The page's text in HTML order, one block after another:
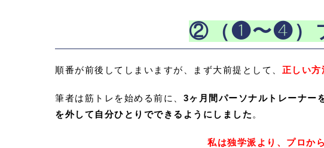
②（❶〜❹）
順番が前後してしまいますが、まず大前提として、 正しい方
筆者は筋トレを始める前に、 3ヶ月間パーソナルトレーナー
を外して自分ひとりでできるようにしました 。
私は独学派より、プロか